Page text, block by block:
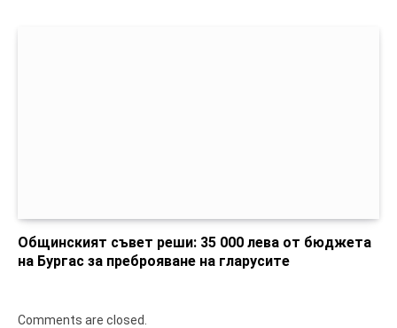
Общинският съвет реши: 35 000 лева от бюджета
на Бургас за преброяване на гларусите
Comments are closed.